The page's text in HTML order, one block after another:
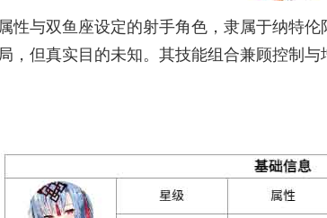
性与双鱼座设定的射手角色，隶属于纳特
，但真实目的未知。其技能组合兼顾控制